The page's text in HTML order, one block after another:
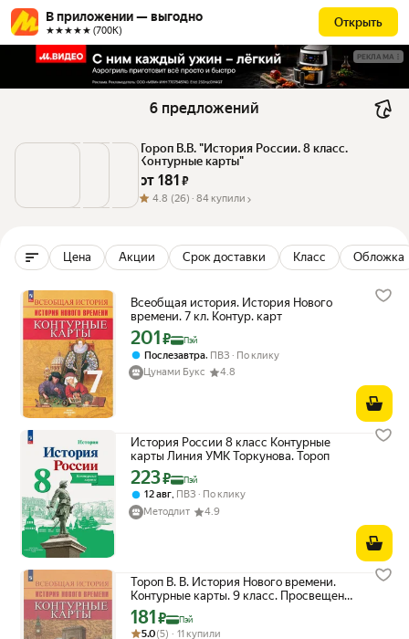
В приложении — выгодно
★★★★★ (700К)
Открыть
РЕКЛАМА
6 предложений
Тороп В.В. "История России. 8 класс.
Контурные карты"
от 181 ₽
4.8 (26) · 84 купили
Цена Акции Срок доставки Класс Обложка
Всеобщая история. История Нового
времени. 7 кл. Контур. карт
Цена с картой Яндекс Пэй 201 ₽ вместо
201₽ Пэй
Послезавтра, ПВЗ
По клику
Цунами Букс
4.8
История России 8 класс Контурные
карты Линия УМК Торкунова. Тороп
Цена с картой Яндекс Пэй 223 ₽ вместо
223₽ Пэй
12 авг, ПВЗ
По клику
Методлит
4.9
Тороп В. В. История Нового времени.
Контурные карты. 9 класс. Просвещение
2021
Цена с картой Яндекс Пэй 181 ₽ вместо
181₽ Пэй
Рейтинг товара: 5.0 из 5
Оценок: (5) · 11 купили
5.0(5) · 11 купили